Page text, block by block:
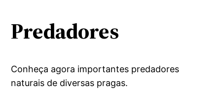
Predadores
Conheça agora importantes predadores
naturais de diversas pragas.